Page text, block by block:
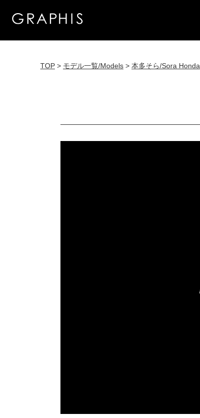
TOP > モデル一覧/Models > 本多そら/Sora Honda